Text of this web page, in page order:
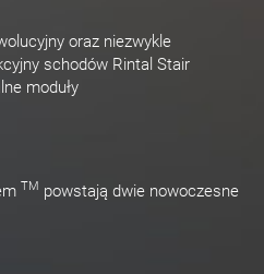
oraz niezwykle
schodów Rintal Stair
moduły
TM powstają dwie nowoczesne